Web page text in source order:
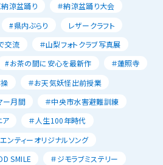
涼盆踊り
＃納涼盆踊り大会
#県内ぶらり
レザークラフト
交流
＃山梨フォトクラブ写真展
#お茶の間に安心を最新作
＃蓮照寺
＃お天気妖怪出前授業
ー月間
＃中央市水害避難訓練
ア
＃人生100年時代
ンティーオリジナルソング
SMILE
＃ジモラブミステリー